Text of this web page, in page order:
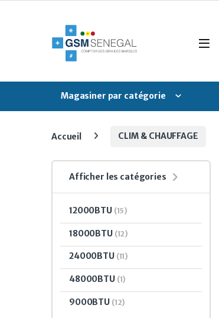
Open
Magasiner par catégorie
Accueil CLIM & CHAUFFAGE
Afficher les catégories
12000BTU (15)
18000BTU (12)
24000BTU (11)
48000BTU (1)
9000BTU (12)